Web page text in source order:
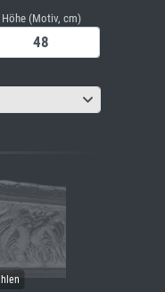
Höhe (Motiv, cm)